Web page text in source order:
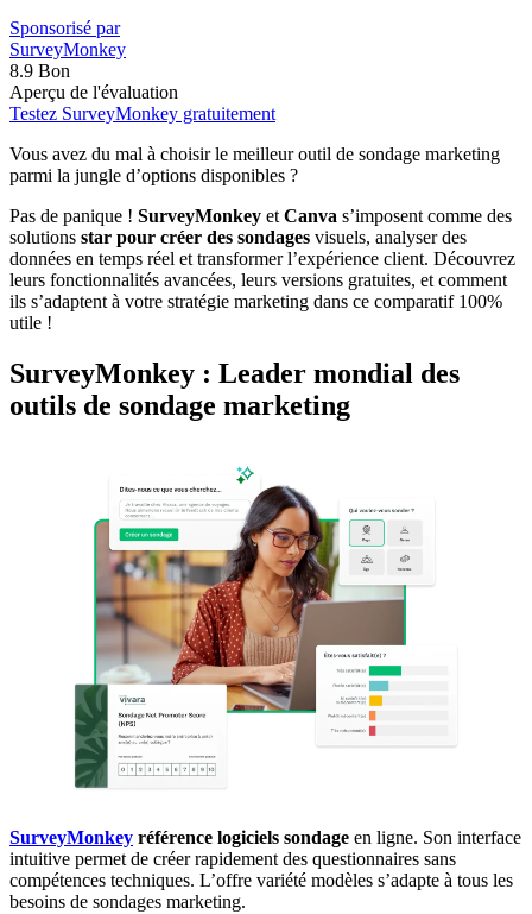
Sponsorisé par
SurveyMonkey
8.9 Bon
Aperçu de l'évaluation
Testez SurveyMonkey gratuitement
Vous avez du mal à choisir le meilleur outil de sondage marketing
parmi la jungle d’options disponibles ?
Pas de panique ! SurveyMonkey et Canva s’imposent comme des
solutions star pour créer des sondages visuels, analyser des
données en temps réel et transformer l’expérience client. Découvrez
leurs fonctionnalités avancées, leurs versions gratuites, et comment
ils s’adaptent à votre stratégie marketing dans ce comparatif 100%
utile !
SurveyMonkey : Leader mondial des
outils de sondage marketing
SurveyMonkey référence logiciels sondage en ligne. Son interface
intuitive permet de créer rapidement des questionnaires sans
compétences techniques. L’offre variété modèles s’adapte à tous les
besoins de sondages marketing.